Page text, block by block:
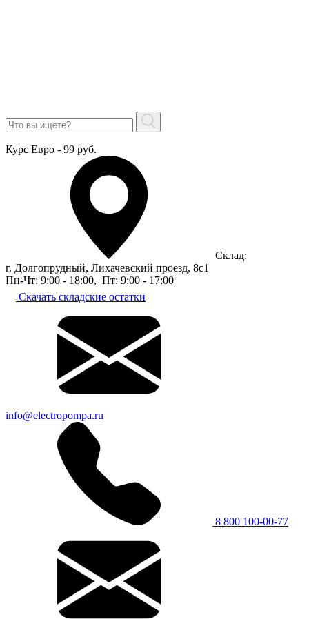
Курс Евро - 99 руб.
Склад:
г. Долгопрудный, Лихачевский проезд, 8c1
Пн-Чт: 9:00 - 18:00, Пт: 9:00 - 17:00
Скачать складские остатки
info@electropompa.ru
8 800 100-00-77